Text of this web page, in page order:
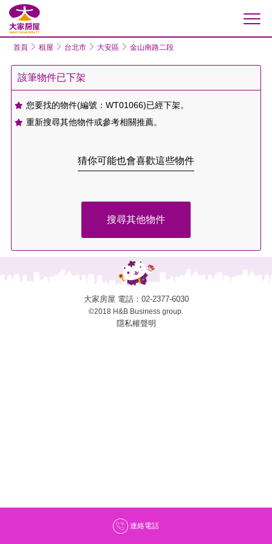
首頁 租屋 台北市 大安區 金山南路二段
該筆物件已下架
您要找的物件(編號：WT01066)已經下架。
重新搜尋其他物件或參考相關推薦。
猜你可能也會喜歡這些物件
搜尋其他物件
大家房屋 電話： 02-2377-6030
©2018 H&B Business group.
隱私權聲明
連絡電話